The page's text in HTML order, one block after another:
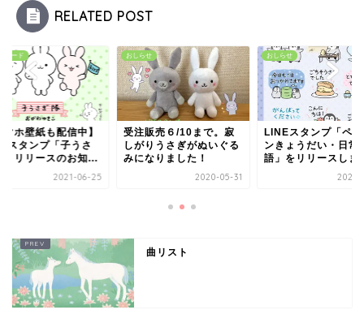
RELATED POST
ロード
マホ壁紙も配信中】
スタンプ「子うさ
」リリースのお知...
2021-06-25
おしらせ
受注販売６/10まで。寂
しがりうさぎがぬいぐる
みになりました！
2020-05-31
おしらせ
LINEスタンプ「ペ
ンきょうだい・日常
語」をリリースしま
2020-
曲リスト